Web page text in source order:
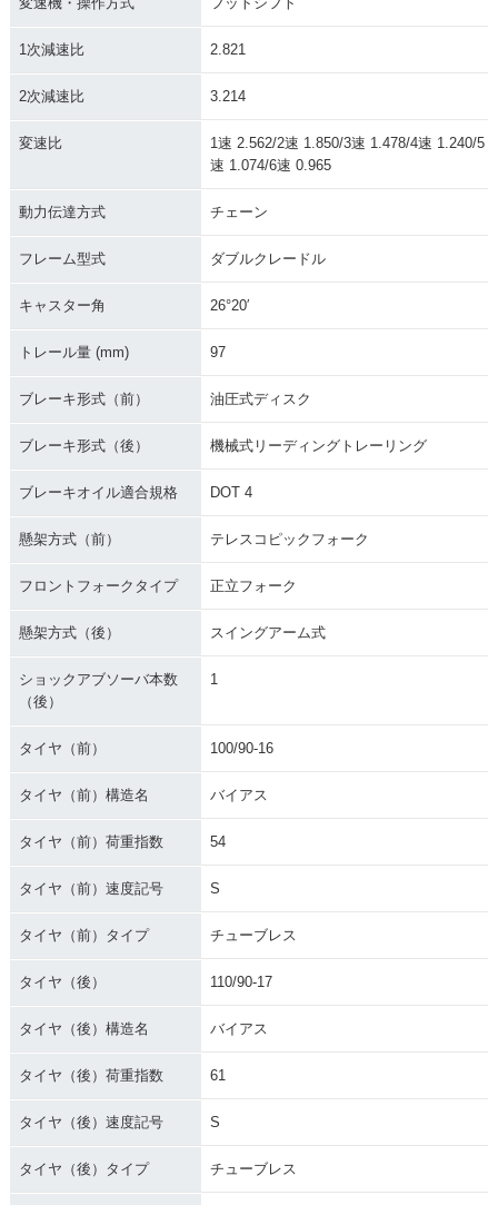
1次減速比 2.821
2次減速比 3.214
変速比
1速 2.562/2速 1.850/3速 1.478/4速 1.240/5
速 1.074/6速 0.965
動力伝達方式 チェーン
フレーム型式 ダブルクレードル
キャスター角 26°20′
トレール量 (mm) 97
ブレーキ形式（前） 油圧式ディスク
ブレーキ形式（後） 機械式リーディングトレーリング
ブレーキオイル適合規格 DOT 4
懸架方式（前） テレスコピックフォーク
フロントフォークタイプ 正立フォーク
懸架方式（後） スイングアーム式
ショックアブソーバ本数
（後）
1
タイヤ（前） 100/90-16
タイヤ（前）構造名 バイアス
タイヤ（前）荷重指数 54
タイヤ（前）速度記号 S
タイヤ（前）タイプ チューブレス
タイヤ（後） 110/90-17
タイヤ（後）構造名 バイアス
タイヤ（後）荷重指数 61
タイヤ（後）速度記号 S
タイヤ（後）タイプ チューブレス